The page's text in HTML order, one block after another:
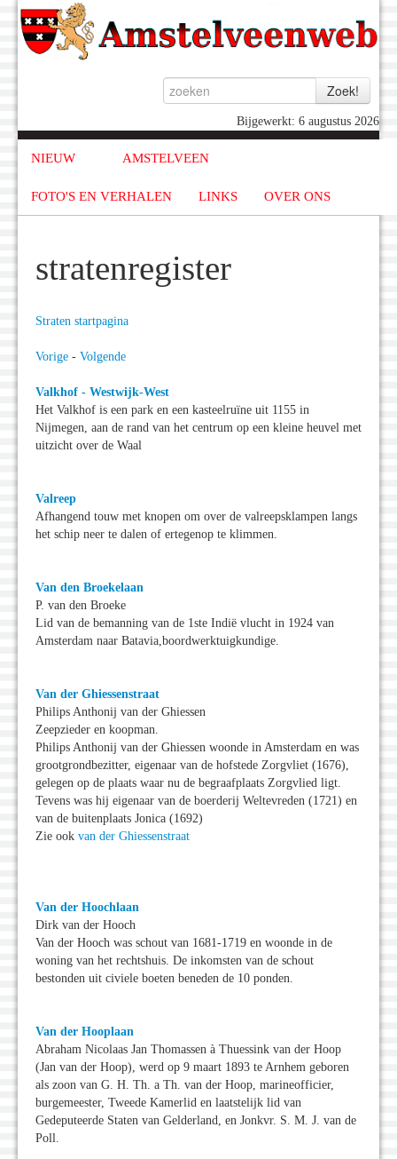
Bijgewerkt: 6 augustus 2026
NIEUW AMSTELVEEN
FOTO'S EN VERHALEN LINKS OVER ONS
stratenregister
Straten startpagina
Vorige - Volgende
Valkhof - Westwijk-West
Het Valkhof is een park en een kasteelruïne uit 1155 in
Nijmegen, aan de rand van het centrum op een kleine heuvel met
uitzicht over de Waal
Valreep
Afhangend touw met knopen om over de valreepsklampen langs
het schip neer te dalen of ertegenop te klimmen.
Van den Broekelaan
P. van den Broeke
Lid van de bemanning van de 1ste Indië vlucht in 1924 van
Amsterdam naar Batavia,boordwerktuigkundige.
Van der Ghiessenstraat
Philips Anthonij van der Ghiessen
Zeepzieder en koopman.
Philips Anthonij van der Ghiessen woonde in Amsterdam en was
grootgrondbezitter, eigenaar van de hofstede Zorgvliet (1676),
gelegen op de plaats waar nu de begraafplaats Zorgvlied ligt.
Tevens was hij eigenaar van de boerderij Weltevreden (1721) en
van de buitenplaats Jonica (1692)
Zie ook van der Ghiessenstraat
Van der Hoochlaan
Dirk van der Hooch
Van der Hooch was schout van 1681-1719 en woonde in de
woning van het rechtshuis. De inkomsten van de schout
bestonden uit civiele boeten beneden de 10 ponden.
Van der Hooplaan
Abraham Nicolaas Jan Thomassen à Thuessink van der Hoop
(Jan van der Hoop), werd op 9 maart 1893 te Arnhem geboren
als zoon van G. H. Th. a Th. van der Hoop, marineofficier,
burgemeester, Tweede Kamerlid en laatstelijk lid van
Gedeputeerde Staten van Gelderland, en Jonkvr. S. M. J. van de
Poll.